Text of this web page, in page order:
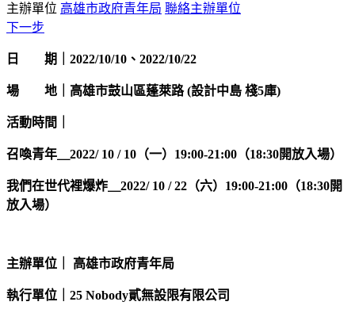
主辦單位 高雄市政府青年局 聯絡主辦單位
下一步
日 期 ｜ 2022/10/10、2022/10/22
場 地 ｜高雄市鼓山區蓬萊路 (設計中島 棧5庫)
活動時間｜
召喚青年＿ 2022/ 10 / 10（一）19:00-21:00 （18:30開放入場）
我們在世代裡爆炸＿ 2022/10 / 22（六）19:00-21:00 （18:30開
放入場）
主辦單位｜ 高雄市政府青年局
執行單位｜ 25 Nobody貳無設限有限公司